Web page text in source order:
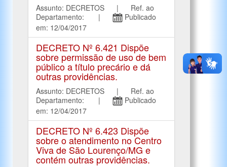
Assunto: DECRETOS | Ref. ao
Departamento: |
Publicado
em: 12/04/2017
DECRETO Nº 6.421 Dispõe
sobre permissão de uso de bem
público a título precário e dá
outras providências.
Assunto: DECRETOS | Ref. ao
Departamento: |
Publicado
em: 12/04/2017
DECRETO Nº 6.423 Dispõe
sobre o atendimento no Centro
Viva de São Lourenço/MG e
contém outras providências.